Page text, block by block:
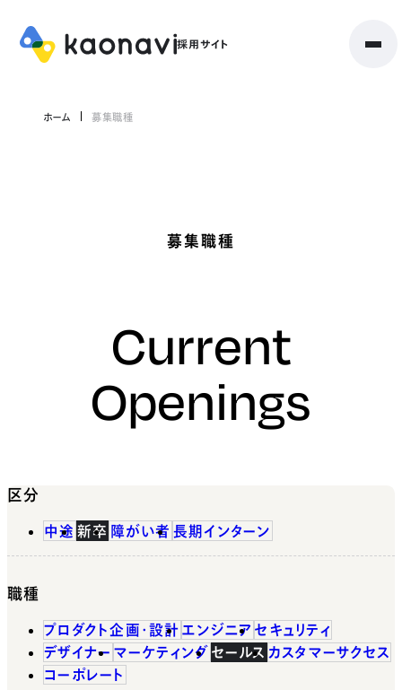
ホーム 募集職種
募集職種
Current
Openings
区分
中途 新卒 障がい者 長期インターン
職種
プロダクト企画・設計 エンジニア セキュリティ
デザイナー マーケティング セールス カスタマーサクセス
コーポレート